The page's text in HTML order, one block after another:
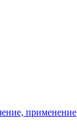
применение